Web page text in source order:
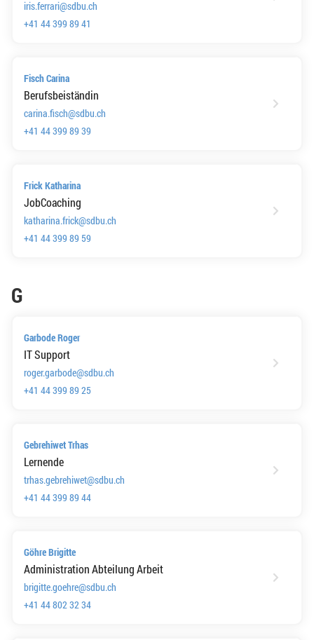
iris.ferrari@sdbu.ch
+41 44 399 89 41
Fisch Carina
Berufsbeiständin
carina.fisch@sdbu.ch
+41 44 399 89 39
Frick Katharina
JobCoaching
katharina.frick@sdbu.ch
+41 44 399 89 59
G
Garbode Roger
IT Support
roger.garbode@sdbu.ch
+41 44 399 89 25
Gebrehiwet Trhas
Lernende
trhas.gebrehiwet@sdbu.ch
+41 44 399 89 44
Göhre Brigitte
Administration Abteilung Arbeit
brigitte.goehre@sdbu.ch
+41 44 802 32 34